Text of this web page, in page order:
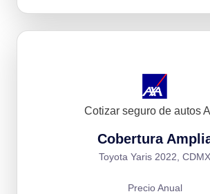
Cotizar seguro de autos
Cobertura
Toyota Yaris 2022, CDMX
Precio Anual